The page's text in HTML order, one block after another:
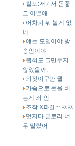
킬포:저기서 몸좋
고 이쁜애
어차피 뭐 볼게 없
네
얘는 모델이야 방
송인이야
뽑혀도 그만두지
않았을까.
의젖이구만 뭘
가슴으로 돈을 버
는게 죄 인
조작 X파일 ~ ㅉㅉ
멋지다 글로리 너
무 말랐어